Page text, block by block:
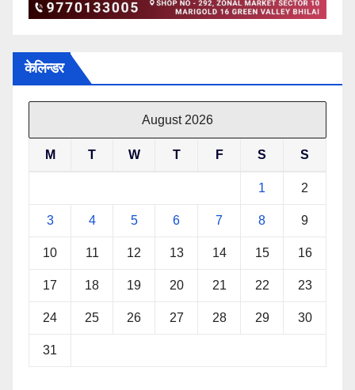
केलिन्डर
August 2026
M T W T F S S
1 2
3 4 5 6 7 8 9
10 11 12 13 14 15 16
17 18 19 20 21 22 23
24 25 26 27 28 29 30
31